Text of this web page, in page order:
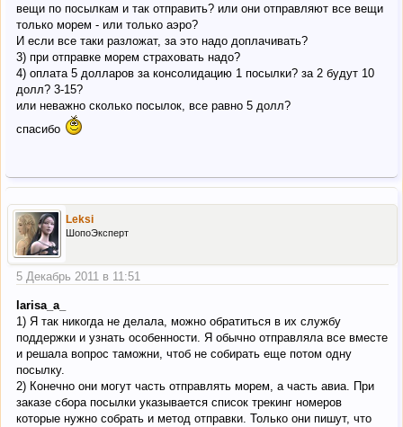
вещи по посылкам и так отправить? или они отправляют все вещи
только морем - или только аэро?
И если все таки разложат, за это надо доплачивать?
3) при отправке морем страховать надо?
4) оплата 5 долларов за консолидацию 1 посылки? за 2 будут 10
долл? 3-15?
или неважно сколько посылок, все равно 5 долл?
спасибо
Leksi
ШопоЭксперт
5 Декабрь 2011 в 11:51
larisa_a_
1) Я так никогда не делала, можно обратиться в их службу
поддержки и узнать особенности. Я обычно отправляла все вместе
и решала вопрос таможни, чтоб не собирать еще потом одну
посылку.
2) Конечно они могут часть отправлять морем, а часть авиа. При
заказе сбора посылки указывается список трекинг номеров
которые нужно собрать и метод отправки. Только они пишут, что